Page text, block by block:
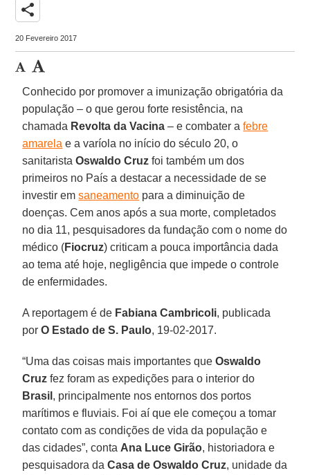
share
20 Fevereiro 2017
Conhecido por promover a imunização obrigatória da
população – o que gerou forte resistência, na
chamada Revolta da Vacina – e combater afebre
amarela e a varíola no início do século 20, o
sanitaristaOswaldo Cruz foi também um dos
primeiros no País a destacar a necessidade de se
investir emsaneamento para a diminuição de
doenças. Cem anos após a sua morte, completados
no dia 11, pesquisadores da fundação com o nome do
médico (Fiocruz) criticam a pouca importância dada
ao tema até hoje, negligência que impede o controle
de enfermidades.
A reportagem é de Fabiana Cambricoli, publicada
porO Estado de S. Paulo, 19-02-2017.
“Uma das coisas mais importantes queOswaldo
Cruz fez foram as expedições para o interior do
Brasil , principalmente nos entornos dos portos
marítimos e fluviais. Foi aí que ele começou a tomar
contato com as condições de vida da população e
das cidades”, conta Ana Luce Girão, historiadora e
pesquisadora daCasa de Oswaldo Cruz, unidade da